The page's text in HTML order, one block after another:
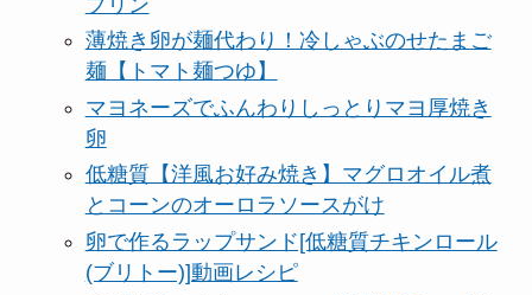
薄焼き卵が麺代わり！冷しゃぶのせたまご
麺【トマト麺つゆ】
マヨネーズでふんわりしっとりマヨ厚焼き
卵
低糖質【洋風お好み焼き】マグロオイル煮
とコーンのオーロラソースがけ
卵で作るラップサンド[低糖質チキンロール
(ブリトー)]動画レシピ